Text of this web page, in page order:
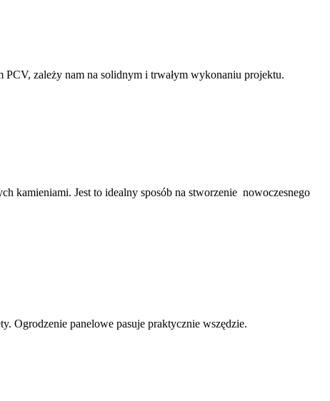
zależy nam na solidnym i trwałym wykonaniu projektu.
kamieniami. Jest to idealny sposób na stworzenie nowoczesnego
Ogrodzenie panelowe pasuje praktycznie wszędzie.